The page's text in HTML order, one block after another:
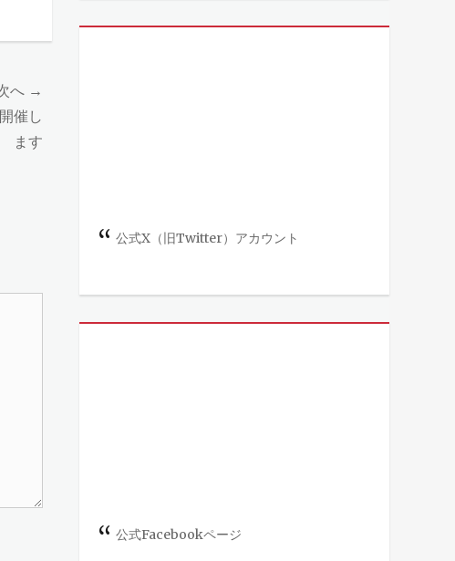
へ →
催し
ます
公式X（旧Twitter）アカウント
公式Facebookページ